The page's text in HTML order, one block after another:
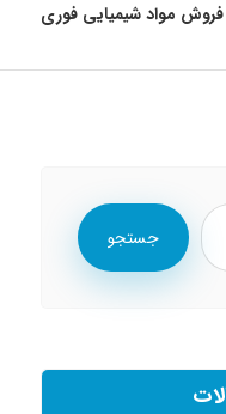
فروش مواد شیمیایی فوری
جستجو